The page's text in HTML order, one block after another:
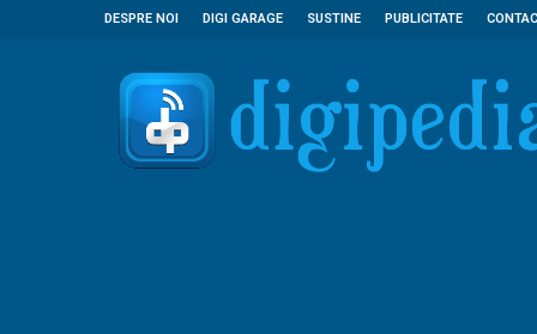
DESPRE NOI DIGI GARAGE SUSTINE PUBLICITATE